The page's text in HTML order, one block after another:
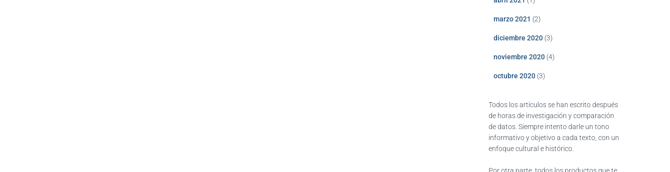
marzo 2021 (2)
diciembre 2020(3)
noviembre 2020(4)
octubre 2020(3)
Todos los artículos se han escrito después
de horas de investigación y comparación
de datos. Siempre intento darle un tono
informativo y objetivo a cada texto, con un
enfoque cultural e histórico.